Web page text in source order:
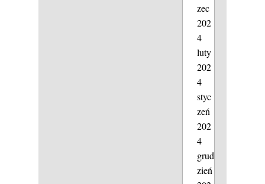
zec
202
4
luty
202
4
styc
zeń
202
4
grud
zień